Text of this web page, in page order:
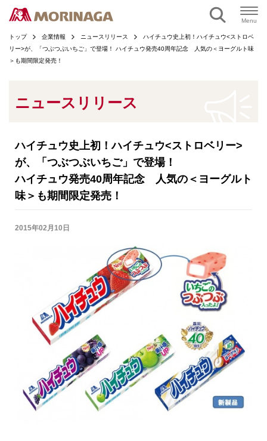
Menu
トップ 企業情報 ニュースリリース
ハイチュウ史上初！ハイチュウ<ストロベ
リー>が、「つぶつぶいちご」で登場！ ハイチュウ発売40周年記念 人気の＜ヨーグルト味
＞も期間限定発売！
ニュースリリース
ハイチュウ史上初！ハイチュウ<ストロベリー>
が、「つぶつぶいちご」で登場！
ハイチュウ発売40周年記念 人気の＜ヨーグルト
味＞も期間限定発売！
2015年02月10日